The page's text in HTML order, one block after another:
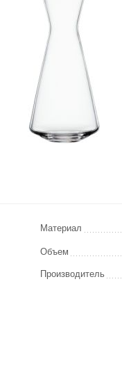
Материал
Объем
Производитель